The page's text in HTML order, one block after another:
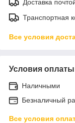
Доставка
Транспортная
Все условия
Условия оплаты
Наличными
Безналичный
Все условия